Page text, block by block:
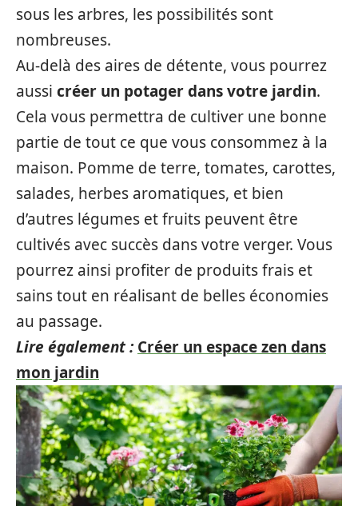
sous les arbres, les possibilités sont
nombreuses.
Au-delà des aires de détente, vous pourrez
aussi créer un potager dans votre jardin.
Cela vous permettra de cultiver une bonne
partie de tout ce que vous consommez à la
maison. Pomme de terre, tomates, carottes,
salades, herbes aromatiques, et bien
d’autres légumes et fruits peuvent être
cultivés avec succès dans votre verger. Vous
pourrez ainsi profiter de produits frais et
sains tout en réalisant de belles économies
au passage.
Lire également : Créer un espace zen dans
mon jardin